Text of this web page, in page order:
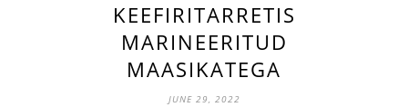
KEEFIRITARRETIS
MARINEERITUD
MAASIKATEGA
JUNE 29, 2022